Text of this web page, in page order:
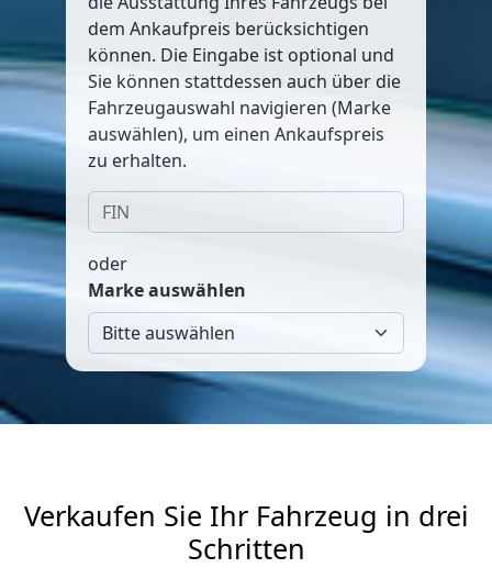
dem Ankaufpreis berücksichtigen
können. Die Eingabe ist optional und
Sie können stattdessen auch über die
Fahrzeugauswahl navigieren (Marke
auswählen), um einen Ankaufspreis
zu erhalten.
oder
Marke auswählen
Verkaufen Sie Ihr Fahrzeug in drei
Schritten